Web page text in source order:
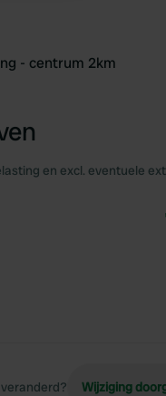
- centrum 2km
en excl. eventuele
Wijziging